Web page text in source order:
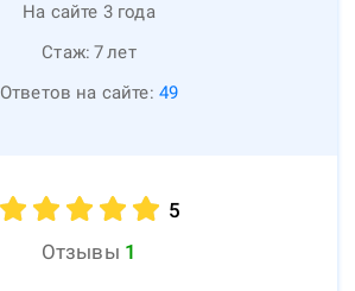
На сайте 3 года
Стаж: 7лет
Ответов на сайте: 49
5
Отзывы 1